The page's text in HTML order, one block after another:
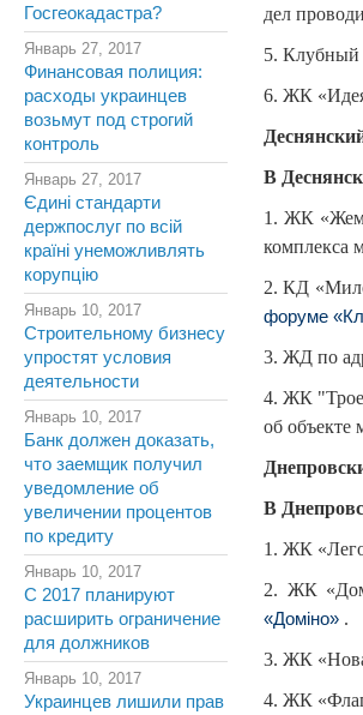
Госгеокадастра?
Январь 27, 2017
Финансовая полиция:
расходы украинцев
возьмут под строгий
контроль
Январь 27, 2017
Єдині стандарти
держпослуг по всій
країні унеможливлять
корупцію
Январь 10, 2017
Строительному бизнесу
упростят условия
деятельности
Январь 10, 2017
Банк должен доказать,
что заемщик получил
уведомление об
увеличении процентов
по кредиту
Январь 10, 2017
С 2017 планируют
расширить ограничение
для должников
Январь 10, 2017
Украинцев лишили прав
дел
5. Клубный
6. ЖК
В
1. ЖК
комплекса
2. КД
форуме
3. ЖД по
4. ЖК
об
В
1. ЖК
2. ЖК
«Доміно» .
3. ЖК
4. ЖК